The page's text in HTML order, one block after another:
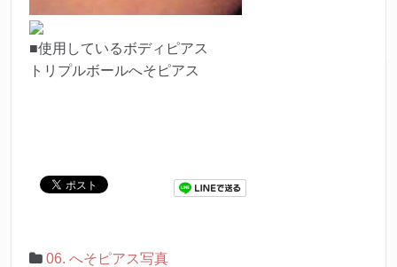
■使用しているボディピアス
トリプルボールへそピアス
06. へそピアス写真